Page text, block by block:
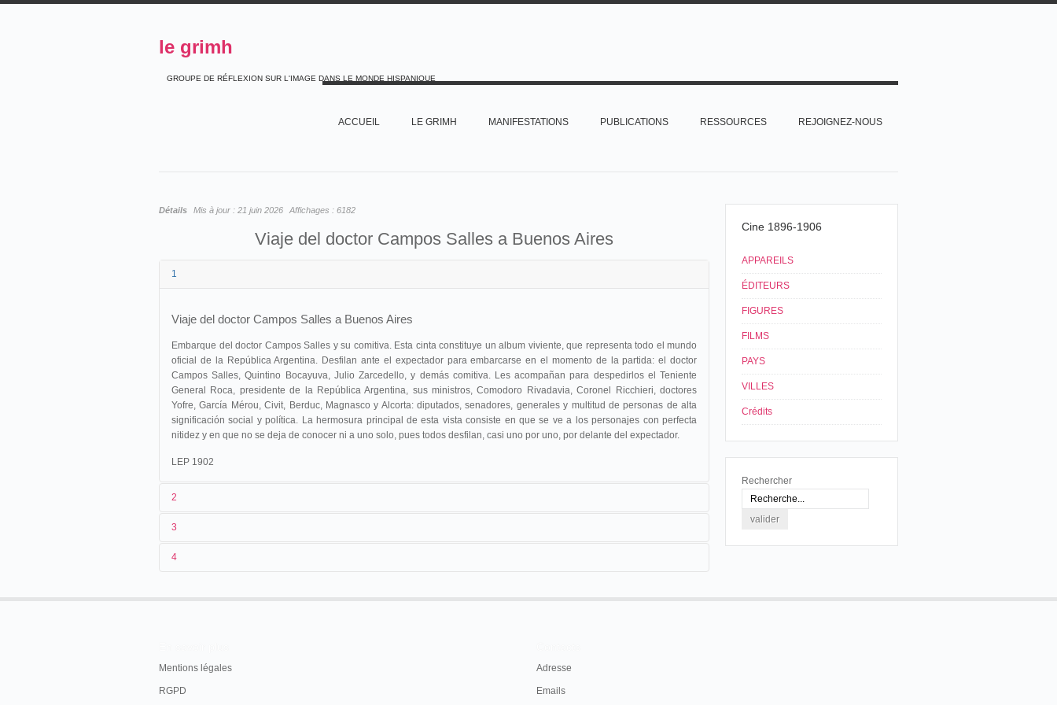
le grimh
GROUPE DE RÉFLEXION SUR L'IMAGE DANS LE MONDE HISPANIQUE
ACCUEIL LE GRIMH MANIFESTATIONS PUBLICATIONS RESSOURCES REJOIGNEZ-NOUS
Détails Mis à jour : 21 juin 2026 Affichages : 6182
Viaje del doctor Campos Salles a Buenos Aires
1
Viaje del doctor Campos Salles a Buenos Aires
Embarque del doctor Campos Salles y su comitiva. Esta cinta constituye un album viviente, que representa todo el mundo
oficial de la República Argentina. Desfilan ante el expectador para embarcarse en el momento de la partida: el doctor
Campos Salles, Quintino Bocayuva, Julio Zarcedello, y demás comitiva. Les acompañan para despedirlos el Teniente
General Roca, presidente de la República Argentina, sus ministros, Comodoro Rivadavia, Coronel Ricchieri, doctores
Yofre, García Mérou, Civit, Berduc, Magnasco y Alcorta: diputados, senadores, generales y multitud de personas de alta
significación social y política. La hermosura principal de esta vista consiste en que se ve a los personajes con perfecta
nitidez y en que no se deja de conocer ni a uno solo, pues todos desfilan, casi uno por uno, por delante del expectador.
LEP 1902
2
2
3
4
Cine 1896-1906
APPAREILS
ÉDITEURS
FIGURES
FILMS
PAYS
VILLES
Crédits
Rechercher
Mentions légales
RGPD
Adresse
Emails